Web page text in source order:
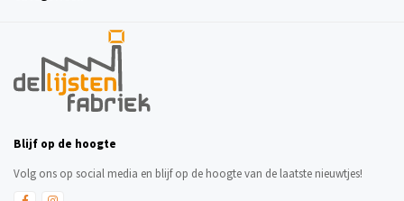
Blijf op de hoogte
Volg ons op social media en blijf op de hoogte van de laatste nieuwtjes!